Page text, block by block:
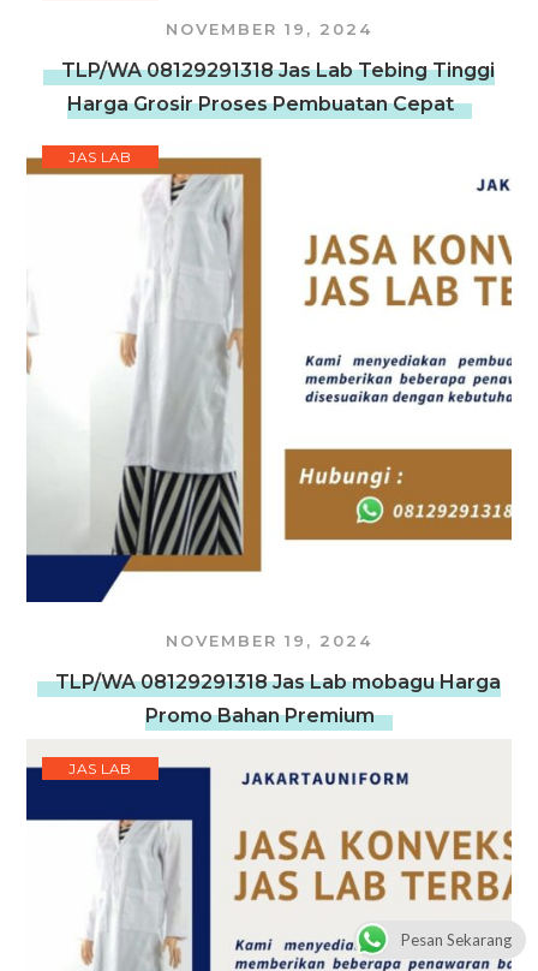
NOVEMBER 19, 2024
TLP/WA 08129291318 Jas Lab Tebing Tinggi
Harga Grosir Proses Pembuatan Cepat
JAS LAB
NOVEMBER 19, 2024
TLP/WA 08129291318 Jas Lab mobagu Harga
Promo Bahan Premium
JAS LAB
Pesan Sekarang